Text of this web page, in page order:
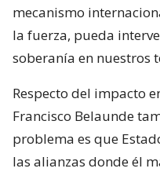
mecanismo
la fuerza, pueda
soberanía en nuestros
Respecto del impacto
Francisco Belaunde
problema es que
las alianzas donde él